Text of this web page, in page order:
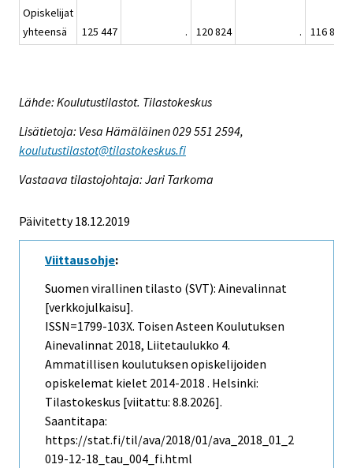
Opiskelijat
yhteensä
125 447 . 120 824 . 116 808
Lähde: Koulutustilastot. Tilastokeskus
Lisätietoja: Vesa Hämäläinen 029 551 2594,
koulutustilastot@tilastokeskus.fi
Vastaava tilastojohtaja: Jari Tarkoma
Päivitetty 18.12.2019
Viittausohje:
Suomen virallinen tilasto (SVT): Ainevalinnat
[verkkojulkaisu].
ISSN=1799-103X. Toisen Asteen Koulutuksen
Ainevalinnat 2018, Liitetaulukko 4.
Ammatillisen koulutuksen opiskelijoiden
opiskelemat kielet 2014-2018 . Helsinki:
Tilastokeskus [viitattu: 8.8.2026].
Saantitapa:
https://stat.fi/til/ava/2018/01/ava_2018_01_2
019-12-18_tau_004_fi.html